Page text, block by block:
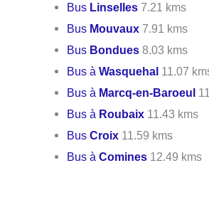
Bus Linselles 7.21 kms
Bus Mouvaux 7.91 kms
Bus Bondues 8.03 kms
Bus àWasquehal 11.07
Bus à Marcq-en-Baroeul
Bus à Roubaix 11.43 kms
BusCroix 11.59 kms
Bus àComines 12.49 kms